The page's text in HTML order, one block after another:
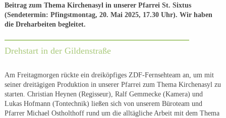
Beitrag zum Thema Kirchenasyl in unserer Pfarrei St. Sixtus
(Sendetermin: Pfingstmontag, 20. Mai 2025, 17.30 Uhr). Wir haben
die Dreharbeiten begleitet.
Drehstart in der Gildenstraße
Am Freitagmorgen rückte ein dreiköpfiges ZDF-Fernsehteam an, um mit
seiner dreitägigen Produktion in unserer Pfarrei zum Thema Kirchenasyl zu
starten. Christian Heynen (Regisseur), Ralf Gemmecke (Kamera) und
Lukas Hofmann (Tontechnik) ließen sich von unserem Büroteam und
Pfarrer Michael Ostholthoff rund um die alltägliche Arbeit mit dem Thema